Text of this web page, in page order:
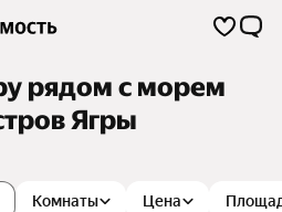
рядом с морем
Ягры
Комнаты Цена